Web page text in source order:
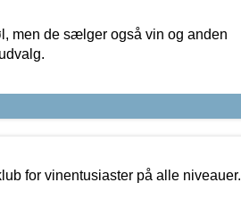
men de sælger også vin og anden
for vinentusiaster på alle niveauer.